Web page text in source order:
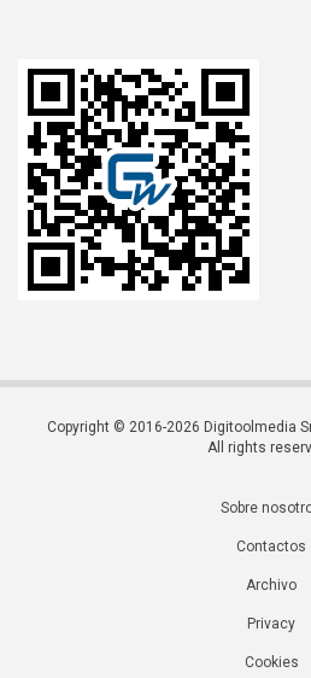
Copyright © 2016-2026 Digitoolmedia
All rights
Sobre
Contactos
Archivo
Privacy
Cookies